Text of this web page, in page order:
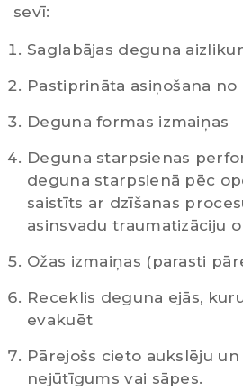
sevī:
Saglabājas deguna
Pastiprināta asiņošana no
Deguna formas izmaiņas
Deguna starpsienas
deguna starpsienā pēc
saistīts ar dzīšanas
asinsvadu traumatizāciju
Ožas izmaiņas (parasti
Receklis deguna ejās,
evakuēt
Pārejošs cieto aukslēju
nejūtīgums vai sāpes.